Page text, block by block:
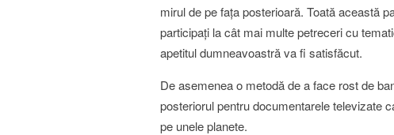
mirul de pe faţa posterioară. Toată această
participaţi la cât mai multe petreceri cu
apetitul dumneavoastră va fi satisfăcut.
De asemenea o metodă de a face rost de
posteriorul pentru documentarele televizate
pe unele planete.